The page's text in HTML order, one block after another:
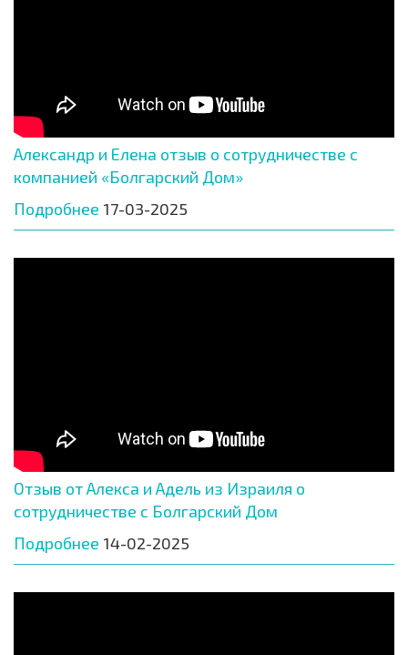
Александр и Елена отзыв о сотрудничестве с
компанией «Болгарский Дом»
Подробнее 17-03-2025
Отзыв от Алекса и Адель из Израиля о
сотрудничестве с Болгарский Дом
Подробнее 14-02-2025